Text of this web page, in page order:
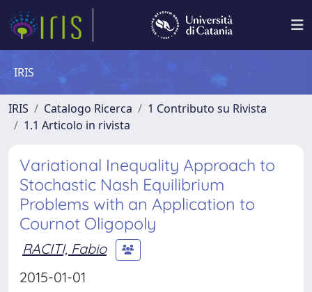
IRIS
IRIS Catalogo Ricerca
1 Contributo su Rivista
1.1 Articolo in rivista
Variational Inequality Approach to
Stochastic Nash Equilibrium
Problems with an Application to
Cournot Oligopoly
RACITI, Fabio
2015-01-01